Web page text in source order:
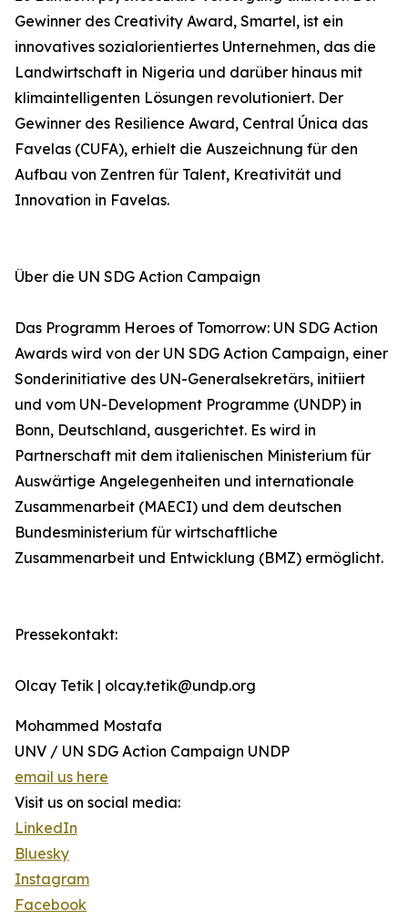
Gewinner des Creativity Award, Smartel, ist ein
innovatives sozialorientiertes Unternehmen, das die
Landwirtschaft in Nigeria und darüber hinaus mit
klimaintelligenten Lösungen revolutioniert. Der
Gewinner des Resilience Award, Central Única das
Favelas (CUFA), erhielt die Auszeichnung für den
Aufbau von Zentren für Talent, Kreativität und
Innovation in Favelas.
Über die UN SDG Action Campaign
Das Programm Heroes of Tomorrow: UN SDG Action
Awards wird von der UN SDG Action Campaign, einer
Sonderinitiative des UN-Generalsekretärs, initiiert
und vom UN-Development Programme (UNDP) in
Bonn, Deutschland, ausgerichtet. Es wird in
Partnerschaft mit dem italienischen Ministerium für
Auswärtige Angelegenheiten und internationale
Zusammenarbeit (MAECI) und dem deutschen
Bundesministerium für wirtschaftliche
Zusammenarbeit und Entwicklung (BMZ) ermöglicht.
Pressekontakt:
Olcay Tetik | olcay.tetik@undp.org
Mohammed Mostafa
UNV / UN SDG Action Campaign UNDP
email us here
Visit us on social media:
LinkedIn
Bluesky
Instagram
Facebook